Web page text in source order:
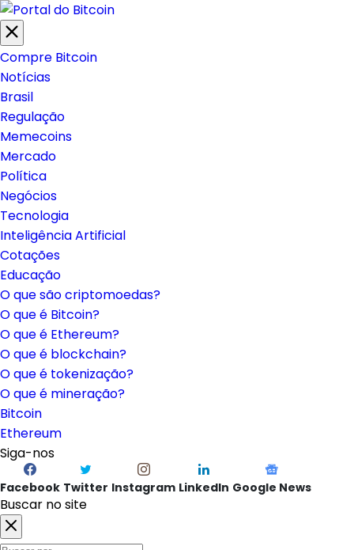
Compre Bitcoin
Notícias
Brasil
Regulação
Memecoins
Mercado
Política
Negócios
Tecnologia
Inteligência Artificial
Cotações
Educação
O que são criptomoedas?
O que é Bitcoin?
O que é Ethereum?
O que é blockchain?
O que é tokenização?
O que é mineração?
Bitcoin
Ethereum
Siga-nos
Facebook Twitter Instagram LinkedIn Google News
Buscar no site